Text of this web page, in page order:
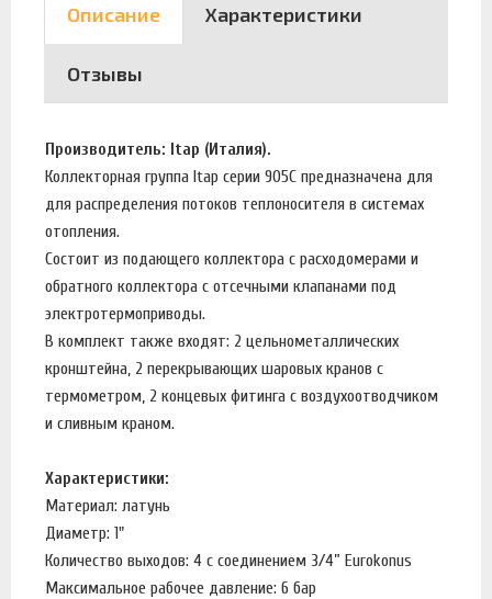
Описание Характеристики
Отзывы
Производитель: Itap (Италия).
Коллекторная группа Itap серии 905C предназначена для
для распределения потоков теплоносителя в системах
отопления.
Состоит из подающего коллектора с расходомерами и
обратного коллектора с отсечными клапанами под
электротермоприводы.
В комплект также входят: 2 цельнометаллических
кронштейна, 2 перекрывающих шаровых кранов с
термометром, 2 концевых фитинга с воздухоотводчиком
и сливным краном.
Характеристики:
Материал: латунь
Диаметр: 1"
Количество выходов: 4 с соединением 3/4” Eurokonus
Максимальное рабочее давление: 6 бар